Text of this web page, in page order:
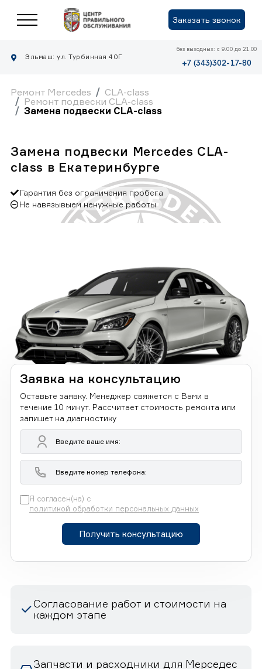
Заказать звонок
Эльмаш: ул. Турбинная 40Г
без выходных: с 9.00 до 21.00
+7 (343)302-17-80
Ремонт Mercedes
CLA-class
Ремонт подвески CLA-class
Замена подвески CLA-class
Замена подвески Mercedes CLA-
class в Екатеринбурге
Гарантия без ограничения пробега
Не навязывыем ненужные работы
Заявка на консультацию
Оставьте заявку. Менеджер свяжется с Вами в
течение 10 минут. Рассчитает стоимость ремонта или
запишет на диагностику
Я согласен(на) с
политикой обработки персональных данных
Получить консультацию
Согласование работ и стоимости на
каждом этапе
Запчасти и расходники для Мерседес